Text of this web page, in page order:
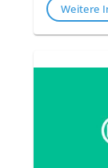
Weitere